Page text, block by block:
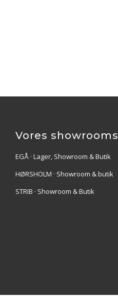
Vores showrooms
EGÅ · Lager, Showroom & Butik
HØRSHOLM · Showroom & butik
STRIB · Showroom & Butik